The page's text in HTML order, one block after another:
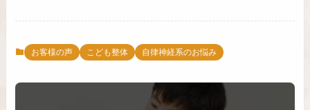
お客様の声 こども整体 自律神経系のお悩み